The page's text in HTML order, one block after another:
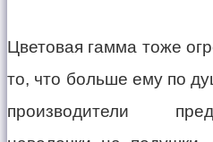
Цветовая гамма тоже
то, что больше ему по
производители